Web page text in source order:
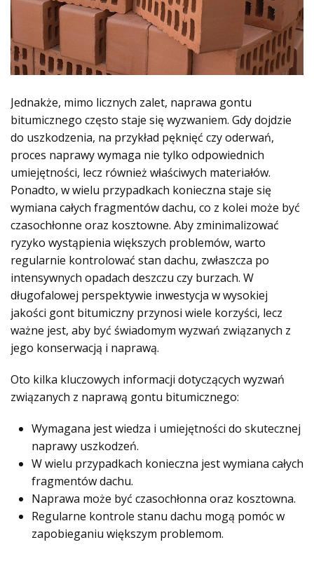
Jednakże, mimo licznych zalet, naprawa gontu
bitumicznego często staje się wyzwaniem. Gdy dojdzie
do uszkodzenia, na przykład pęknięć czy oderwań,
proces naprawy wymaga nie tylko odpowiednich
umiejętności, lecz również właściwych materiałów.
Ponadto, w wielu przypadkach konieczna staje się
wymiana całych fragmentów dachu, co z kolei może być
czasochłonne oraz kosztowne. Aby zminimalizować
ryzyko wystąpienia większych problemów, warto
regularnie kontrolować stan dachu, zwłaszcza po
intensywnych opadach deszczu czy burzach. W
długofalowej perspektywie inwestycja w wysokiej
jakości gont bitumiczny przynosi wiele korzyści, lecz
ważne jest, aby być świadomym wyzwań związanych z
jego konserwacją i naprawą.
Oto kilka kluczowych informacji dotyczących wyzwań
związanych z naprawą gontu bitumicznego:
Wymagana jest wiedza i umiejętności do skutecznej
naprawy uszkodzeń.
W wielu przypadkach konieczna jest wymiana całych
fragmentów dachu.
Naprawa może być czasochłonna oraz kosztowna.
Regularne kontrole stanu dachu mogą pomóc w
zapobieganiu większym problemom.